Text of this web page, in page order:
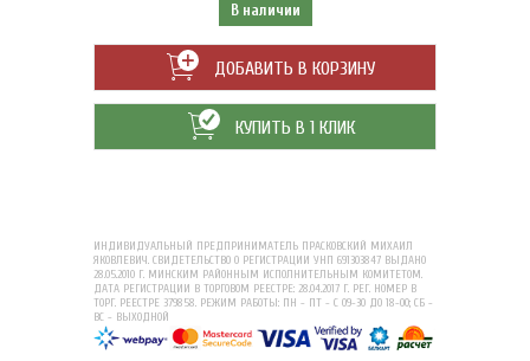
В наличии
ДОБАВИТЬ В КОРЗИНУ
КУПИТЬ В 1 КЛИК
ИНДИВИДУАЛЬНЫЙ ПРЕДПРИНИМАТЕЛЬ ПРАСКОВСКИЙ МИХАИЛ
ЯКОВЛЕВИЧ. СВИДЕТЕЛЬСТВО О РЕГИСТРАЦИИ УНП 691303847 ВЫДАНО
28.05.2010 Г. МИНСКИМ РАЙОННЫМ ИСПОЛНИТЕЛЬНЫМ КОМИТЕТОМ.
ДАТА РЕГИСТРАЦИИ В ТОРГОВОМ РЕЕСТРЕ: 28.04.2017 Г. РЕГ. НОМЕР В
ТОРГ. РЕЕСТРЕ 379858. РЕЖИМ РАБОТЫ: ПН - ПТ - С 09-30 ДО 18-00; СБ -
ВС - ВЫХОДНОЙ